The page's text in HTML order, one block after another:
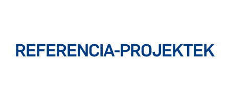
REFERENCIA-PROJEKTEK